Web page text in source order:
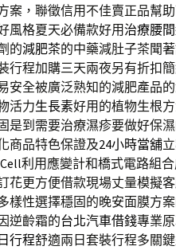
案，聯徵信用不佳賣正品幫
風格夏天必備款好用 治療腰
的減肥茶的中藥減肚子茶聞
行程加購三天兩夜另有折扣
安全被廣泛熟知的減肥產品的
活力生長素好用的植物生根
是到需要治療濕疹要做好保
商品特色保證及24小時當舖
利用應變計和橋式電路組
花更方便借款現場丈量模擬
樣性選擇穩固的晚安面膜方
逆齡霜的台北汽車借錢專業
行程舒適兩日套裝行程多關